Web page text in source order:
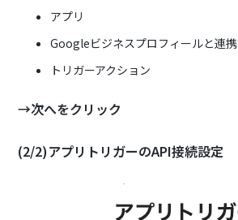
アプリ
Googleビジネスプロフィールと連
トリガーアクション
→次へをクリック
(2/2)アプリトリガーのAPI接続設定